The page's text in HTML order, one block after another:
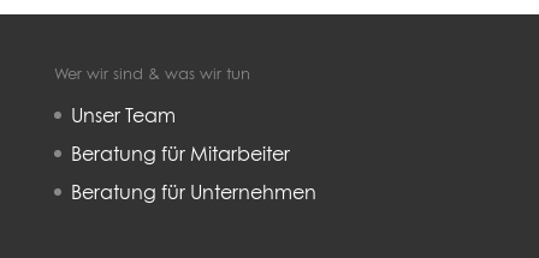
Wer wir sind & was wir tun
Unser Team
Beratung für Mitarbeiter
Beratung für Unternehmen